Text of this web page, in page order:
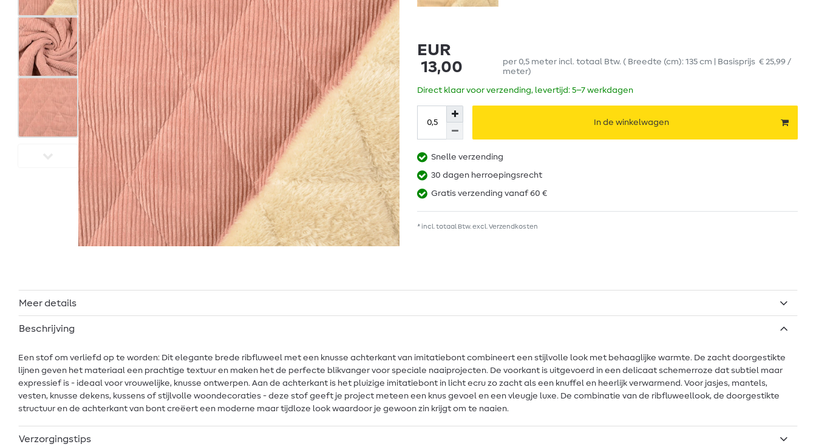
EUR
13,00
per 0,5 meter incl. totaal Btw. ( Breedte (cm): 135 cm | Basisprijs € 25,99 /
meter)
Direct klaar voor verzending, levertijd: 5–7 werkdagen
In de winkelwagen
Snelle verzending
30 dagen herroepingsrecht
Gratis verzending vanaf 60 €
* incl. totaal Btw. excl.Verzendkosten
Meer details
Beschrijving
Een stof om verliefd op te worden: Dit elegante brede ribfluweel met een knusse achterkant van imitatiebont combineert een stijlvolle look met behaaglijke warmte. De zacht doorgestikte
lijnen geven het materiaal een prachtige textuur en maken het de perfecte blikvanger voor speciale naaiprojecten. De voorkant is uitgevoerd in een delicaat schemerroze dat subtiel maar
expressief is - ideaal voor vrouwelijke, knusse ontwerpen. Aan de achterkant is het pluizige imitatiebont in licht ecru zo zacht als een knuffel en heerlijk verwarmend. Voor jasjes, mantels,
vesten, knusse dekens, kussens of stijlvolle woondecoraties - deze stof geeft je project meteen een knus gevoel en een vleugje luxe. De combinatie van de ribfluweellook, de doorgestikte
structuur en de achterkant van bont creëert een moderne maar tijdloze look waardoor je gewoon zin krijgt om te naaien.
Verzorgingstips